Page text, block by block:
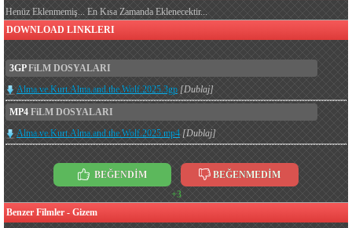
Henüz Eklenmemiş... En Kısa Zamanda Eklenecektir...
DOWNLOAD LINKLERI
3GPFiLM DOSYALARI
Alma.ve.Kurt.Alma.and.the.Wolf.2025.3gp [Dublaj]
MP4 FiLM DOSYALARI
Alma.ve.Kurt.Alma.and.the.Wolf.2025.mp4 [Dublaj]
BEĞENDİM
BEĞENMEDİM
+3
Benzer Filmler - Gizem